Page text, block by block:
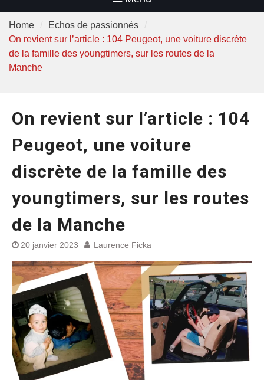
Home
Echos de passionnés
On revient sur l’article : 104 Peugeot, une voiture discrète
de la famille des youngtimers, sur les routes de la
Manche
On revient sur l’article : 104
Peugeot, une voiture
discrète de la famille des
youngtimers, sur les routes
de la Manche
20 janvier 2023 Laurence Ficka